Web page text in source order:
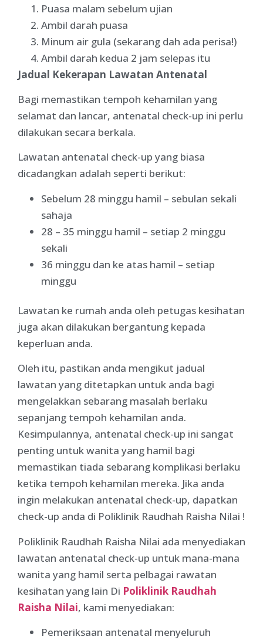
Puasa malam sebelum ujian
Ambil darah puasa
Minum air gula (sekarang dah ada perisa!)
Ambil darah kedua 2 jam selepas itu
Jadual Kekerapan Lawatan Antenatal
Bagi memastikan tempoh kehamilan yang
selamat dan lancar, antenatal check-up ini perlu
dilakukan secara berkala.
Lawatan antenatal check-up yang biasa
dicadangkan adalah seperti berikut:
Sebelum 28 minggu hamil – sebulan sekali
sahaja
28 – 35 minggu hamil – setiap 2 minggu
sekali
36 minggu dan ke atas hamil – setiap
minggu
Lawatan ke rumah anda oleh petugas kesihatan
juga akan dilakukan bergantung kepada
keperluan anda.
Oleh itu, pastikan anda mengikut jadual
lawatan yang ditetapkan untuk anda bagi
mengelakkan sebarang masalah berlaku
sepanjang tempoh kehamilan anda.
Kesimpulannya, antenatal check-up ini sangat
penting untuk wanita yang hamil bagi
memastikan tiada sebarang komplikasi berlaku
ketika tempoh kehamilan mereka. Jika anda
ingin melakukan antenatal check-up, dapatkan
check-up anda di Poliklinik Raudhah Raisha Nilai !
Poliklinik Raudhah Raisha Nilai ada menyediakan
lawatan antenatal check-up untuk mana-mana
wanita yang hamil serta pelbagai rawatan
kesihatan yang lain Di Poliklinik Raudhah
Raisha Nilai, kami menyediakan:
Pemeriksaan antenatal menyeluruh